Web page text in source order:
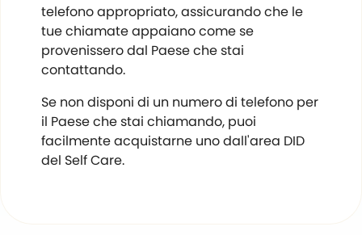
telefono appropriato, assicurando che le
tue chiamate appaiano come se
provenissero dal Paese che stai
contattando.
Se non disponi di un numero di telefono per
il Paese che stai chiamando, puoi
facilmente acquistarne uno dall'area DID
del Self Care.